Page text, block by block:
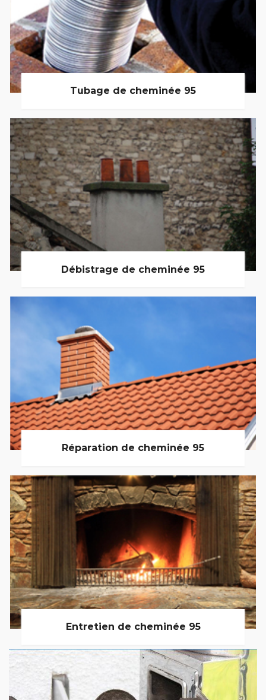
Tubage de cheminée 95
Débistrage de cheminée 95
Réparation de cheminée 95
Entretien de cheminée 95